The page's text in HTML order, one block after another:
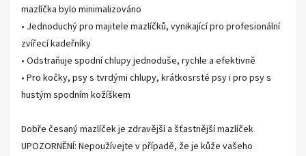
mazlíčka bylo minimalizováno
• Jednoduchý pro majitele mazlíčků, vynikající pro profesionální
zvířecí kadeřníky
• Odstraňuje spodní chlupy jednoduše, rychle a efektivně
• Pro kočky, psy s tvrdými chlupy, krátkosrsté psy i pro psy s
hustým spodním kožíškem
Dobře česaný mazlíček je zdravější a šťastnější mazlíček
UPOZORNĚNÍ: Nepoužívejte v případě, že je kůže vašeho